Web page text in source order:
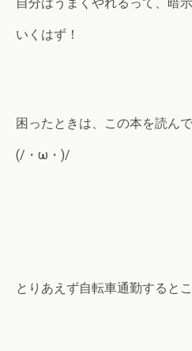
いくはず！
困ったときは、この本を読ん
(/・ω・)/
とりあえず自転車通勤すると